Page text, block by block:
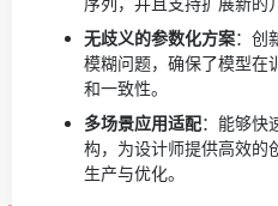
无歧义的参数化方案：创
模糊问题，确保了模型在
和一致性。
多场景应用适配：能够快
构，为设计师提供高效的
生产与优化。